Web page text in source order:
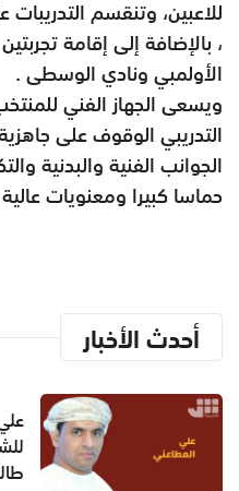
للاعبين، وتنقسم
، بالإضافة إلى إقامة
الأولمبي ونادي الوسطى .
ويسعى الجهاز الفني
التدريبي الوقوف على
الجوانب الفنية والبدنية
حماسا كبيرا ومعنويات
أحدث الأخبار